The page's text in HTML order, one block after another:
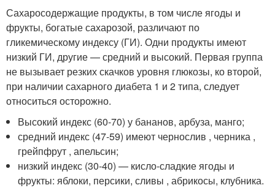
Сахаросодержащие продукты, в том числе ягоды и
фрукты, богатые сахарозой, различают по
гликемическому индексу (ГИ). Одни продукты имеют
низкий ГИ, другие — средний и высокий. Первая группа
не вызывает резких скачков уровня глюкозы, ко второй,
при наличии сахарного диабета 1 и 2 типа, следует
относиться осторожно.
Высокий индекс (60-70) у бананов, арбуза, манго;
средний индекс (47-59) имеют чернослив , черника ,
грейпфрут , апельсин;
низкий индекс (30-40) — кисло-сладкие ягоды и
фрукты: яблоки, персики, сливы , абрикосы, клубника.